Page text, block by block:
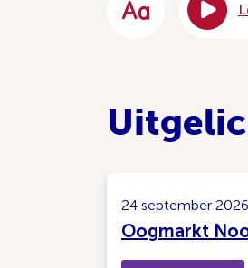
24 september 2026
Oogmarkt